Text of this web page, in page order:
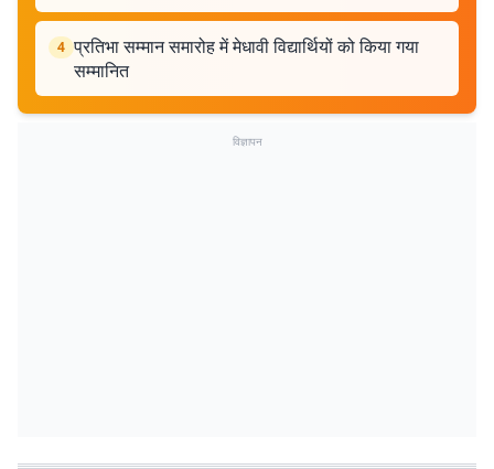
4 प्रतिभा सम्मान समारोह में मेधावी विद्यार्थियों को किया गया
सम्मानित
विज्ञापन